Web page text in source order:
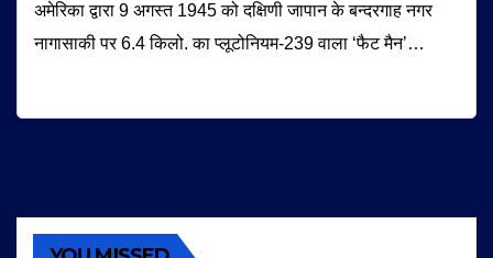
अमेरिका द्वारा 9 अगस्त 1945 को दक्षिणी जापान के बन्दरगाह नगर
नागासाकी पर 6.4 किलो. का प्लूटोनियम-239 वाला ‘फैट मैन’…